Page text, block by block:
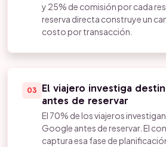
y 25% de comisión por cada
reserva directa construye un
costo por transacción.
03
El viajero investiga
antes de reservar
El 70% de los viajeros
Google antes de reservar. El
captura esa fase de